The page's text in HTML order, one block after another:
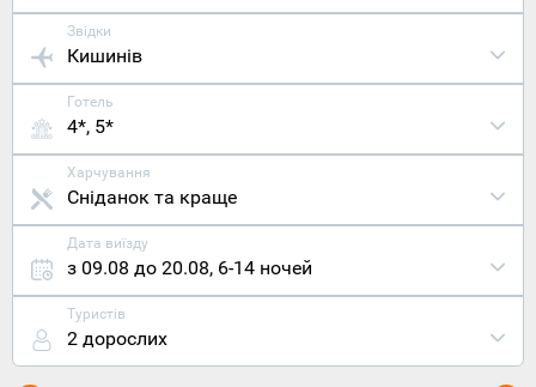
Звідки
Кишинів
Готель
4*, 5*
Харчування
Сніданок та краще
Дата виїзду
з 09.08 до 20.08, 6-14 ночей
Туристів
2 дорослих